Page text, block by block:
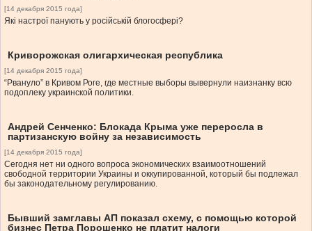
[14 декабря 2015 года]
Які настрої панують у російській блогосфері?
Криворожская олигархическая республика
[14 декабря 2015 года]
“Рвануло” в Кривом Роге, где местные выборы вывернули наизнанку всю
подоплеку украинской политики.
Андрей Сенченко: Блокада Крыма уже переросла в
партизанскую войну за независимость
[14 декабря 2015 года]
Сегодня нет ни одного вопроса экономических взаимоотношений
свободной территории Украины и оккупированной, который бы подлежал
бы законодательному регулированию.
Бывший замглавы АП показал схему, с помощью которой
бизнес Петра Порошенко не платит налоги